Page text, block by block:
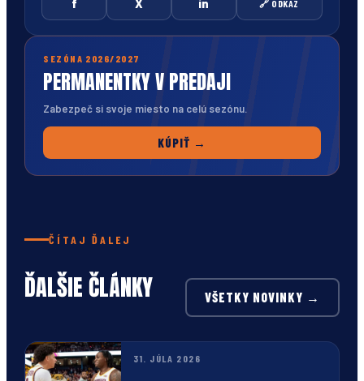
f X in 🔗 ODKAZ
SEZÓNA 2026/2027
PERMANENTKY V PREDAJI
Zabezpeč si svoje miesto na celú sezónu.
KÚPIŤ →
ČÍTAJ ĎALEJ
ĎALŠIE ČLÁNKY VŠETKY NOVINKY →
31. JÚLA 2026